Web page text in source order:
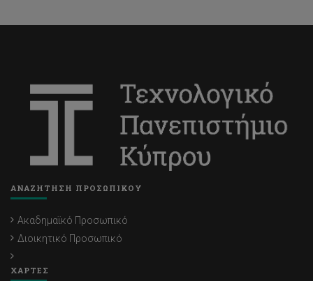
ΑΝΑΖΗΤΗΣΗ ΠΡΟΣΩΠΙΚΟΥ
Ακαδημαϊκό Προσωπικό
Διοικητικό Προσωπικό
ΧΑΡΤΕΣ